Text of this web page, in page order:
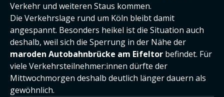
Verkehr und weiteren Staus kommen.
Die Verkehrslage rund um Köln bleibt damit
angespannt. Besonders heikel ist die Situation auch
deshalb, weil sich die Sperrung in der Nähe der
maroden Autobahnbrücke am Eifeltor befindet. Für
viele Verkehrsteilnehmer:innen dürfte der
Mittwochmorgen deshalb deutlich länger dauern als
gewöhnlich.